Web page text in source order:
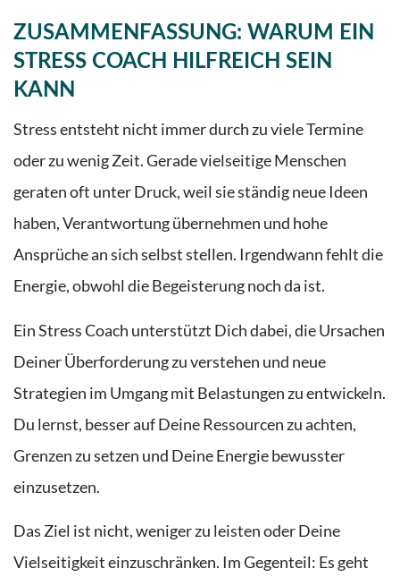
ZUSAMMENFASSUNG: WARUM EIN
STRESS COACH HILFREICH SEIN
KANN
Stress entsteht nicht immer durch zu viele Termine
oder zu wenig Zeit. Gerade vielseitige Menschen
geraten oft unter Druck, weil sie ständig neue Ideen
haben, Verantwortung übernehmen und hohe
Ansprüche an sich selbst stellen. Irgendwann fehlt die
Energie, obwohl die Begeisterung noch da ist.
Ein Stress Coach unterstützt Dich dabei, die Ursachen
Deiner Überforderung zu verstehen und neue
Strategien im Umgang mit Belastungen zu entwickeln.
Du lernst, besser auf Deine Ressourcen zu achten,
Grenzen zu setzen und Deine Energie bewusster
einzusetzen.
Das Ziel ist nicht, weniger zu leisten oder Deine
Vielseitigkeit einzuschränken. Im Gegenteil: Es geht